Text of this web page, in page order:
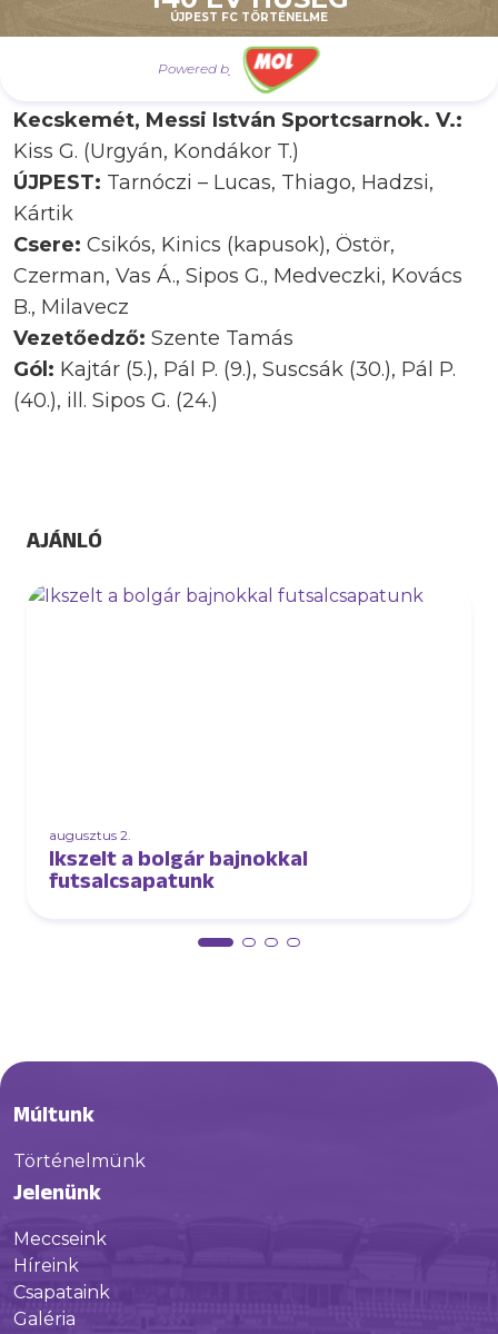
ÚJPEST FC TÖRTÉNELME
Powered by
Férfi futsal NB I, felsőház, 6. forduló
SG Kecskemét Futsal–Újpest FC 4–1 (2–0)
Kecskemét, Messi István Sportcsarnok. V.:
Kiss G. (Urgyán, Kondákor T.)
ÚJPEST: Tarnóczi – Lucas, Thiago, Hadzsi,
Kártik
Csere: Csikós, Kinics (kapusok), Östör,
Czerman, Vas Á., Sipos G., Medveczki, Kovács
B., Milavecz
Vezetőedző: Szente Tamás
Gól: Kajtár (5.), Pál P. (9.), Suscsák (30.), Pál P.
(40.), ill. Sipos G. (24.)
AJÁNLÓ
augusztus 2.
Ikszelt a bolgár bajnokkal
futsalcsapatunk
Múltunk
Történelmünk
Jelenünk
Meccseink
Híreink
Csapataink
Galéria